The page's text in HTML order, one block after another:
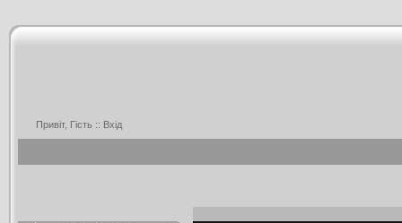
Привіт, Гість :: Вхід